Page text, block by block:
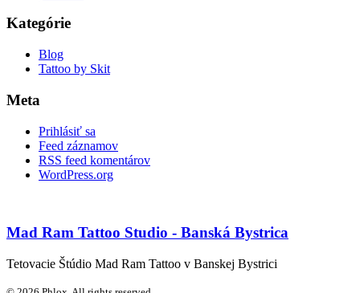
Kategórie
Blog
Tattoo by Skit
Meta
Prihlásiť sa
Feed záznamov
RSS feed komentárov
WordPress.org
Mad Ram Tattoo Studio - Banská Bystrica
Tetovacie Štúdio Mad Ram Tattoo v Banskej Bystrici